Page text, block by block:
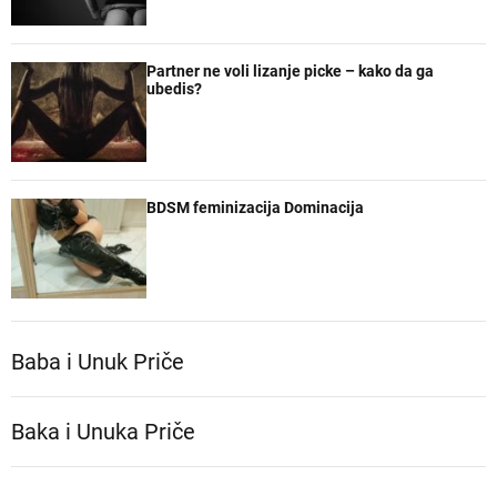
Partner ne voli lizanje picke – kako da ga
ubedis?
BDSM feminizacija Dominacija
Baba i Unuk Priče
Baka i Unuka Pričе